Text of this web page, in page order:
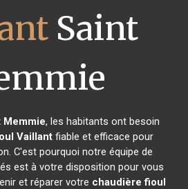
Saint
Memmie, les habitants ont besoin
Vaillantfiable et efficace pour
C'est pourquoi notre équipe de
est à votre disposition pour vous
et réparer votre chaudière fioul